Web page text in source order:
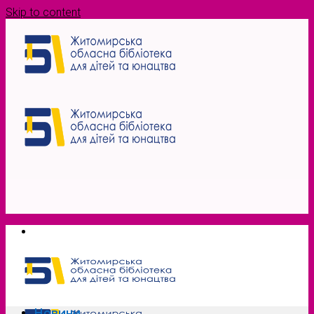
Skip to content